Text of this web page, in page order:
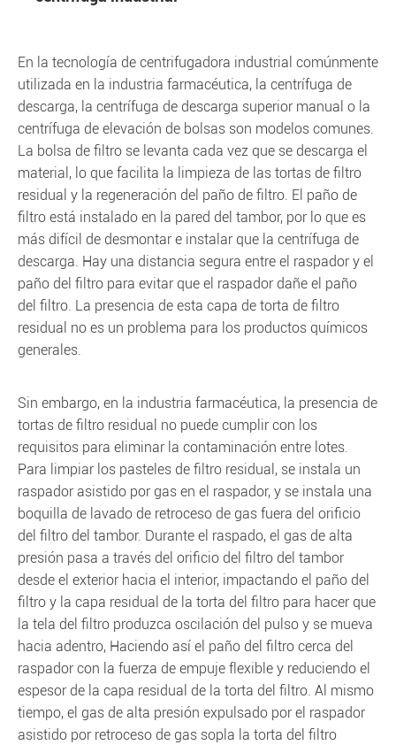
En la tecnología de centrifugadora industrial comúnmente
utilizada en la industria farmacéutica, la centrífuga de
descarga, la centrífuga de descarga superior manual o la
centrífuga de elevación de bolsas son modelos comunes.
La bolsa de filtro se levanta cada vez que se descarga el
material, lo que facilita la limpieza de las tortas de filtro
residual y la regeneración del paño de filtro. El paño de
filtro está instalado en la pared del tambor, por lo que es
más difícil de desmontar e instalar que la centrífuga de
descarga. Hay una distancia segura entre el raspador y el
paño del filtro para evitar que el raspador dañe el paño
del filtro. La presencia de esta capa de torta de filtro
residual no es un problema para los productos químicos
generales.
Sin embargo, en la industria farmacéutica, la presencia de
tortas de filtro residual no puede cumplir con los
requisitos para eliminar la contaminación entre lotes.
Para limpiar los pasteles de filtro residual, se instala un
raspador asistido por gas en el raspador, y se instala una
boquilla de lavado de retroceso de gas fuera del orificio
del filtro del tambor. Durante el raspado, el gas de alta
presión pasa a través del orificio del filtro del tambor
desde el exterior hacia el interior, impactando el paño del
filtro y la capa residual de la torta del filtro para hacer que
la tela del filtro produzca oscilación del pulso y se mueva
hacia adentro, Haciendo así el paño del filtro cerca del
raspador con la fuerza de empuje flexible y reduciendo el
espesor de la capa residual de la torta del filtro. Al mismo
tiempo, el gas de alta presión expulsado por el raspador
asistido por retroceso de gas sopla la torta del filtro